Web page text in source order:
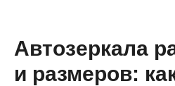
Автозеркала
и размеров: